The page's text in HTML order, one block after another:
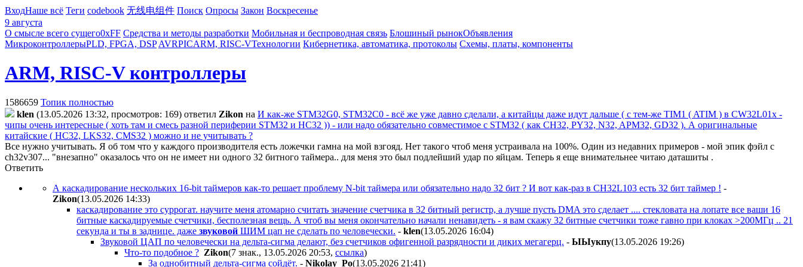
ВходНаше всё Теги codebook 无线电组件 Поиск Опросы Закон Воскресенье
9 августа
О смысле всего сущего0xFF Средства и методы разработки Мобильная и беспроводная связь Блошиный рынокОбъявления
МикроконтроллерыPLD, FPGA, DSP AVRPICARM, RISC-VТехнологии Кибернетика, автоматика, протоколы Схемы, платы, компоненты
ARM, RISC-V контроллеры
1586659 Топик полностью
klen (13.05.2026 13:32, просмотров: 169) ответил Zikon на И как-же STM32G0, STM32C0 - всё же уже давно сделали, а китайцы даже идут дальше ( с тем-же TIM1 ( ATIM ) в CW32L01x -
чипы очень интересные ( хоть там и смесь разной периферии STM32 и HC32 )) - или надо обязательно совместимое с STM32 ( как CH32, PY32, N32, APM32, GD32 ). А оригинальные
китайские ( HC32, LKS32, CMS32 ) можно и не учитывать ?
Все нужно учитывать. Я об том что у каждого производителя есть ложечки гамна на мой взгояд. Нет такого чтоб меня устраивала на 100%. Один из недавних примеров - мой эпик фэйл с
ch32v307... "внезапно" оказалось что он не имеет ни одного 32 битного таймера.. для меня это был подлейший удар по яйцам. Теперь я еще внимательнее читаю даташиты .
Ответить
А каскадирование нескольких 16-bit таймеров как-то решает проблему N-bit таймера или обязательно надо 32 бит ? И вот как-раз в CH32L103 есть 32 бит таймер ! -
Zikon(13.05.2026 14:33)
каскадирование это суррогат. научите меня атомарно считать значение счетчика в 32 битный регистр, а лучше пусть DMA это сделает .... стекловата на лопате все ваши 16
битные каскадируемые счетчики, бесполезная вещь. А чтоб вы меня окончательно начали ненавидеть - я вам скажу 32 битные счетчики тоже гавно при клоках >200МГц .. 21
секунда и ты в заднице. даже звуковой ШИМ цап не сделать по человечески. - klen(13.05.2026 16:04)
Звуковой ЦАП по человечески на дельта-сигма делают, без счетчиков офигенной разрядности и диких мегагерц. - ЫЫyкпy(13.05.2026 19:26)
Что-то подобное ? Zikon(7 знак., 13.05.2026 20:53, ссылка)
За однобитный дельта-сигма сойдёт. - Nikolay_Po(13.05.2026 21:41)